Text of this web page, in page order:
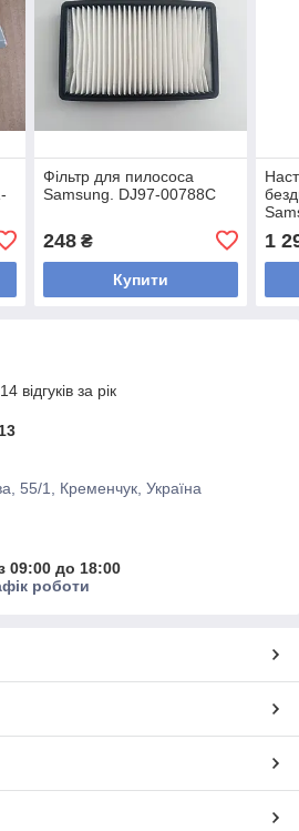
Фільтр для пилососа
Samsung. DJ97-00788C
248₴
Купити
1
відгуків за рік
55/1, Кременчук, Україна
09:00 до 18:00
роботи